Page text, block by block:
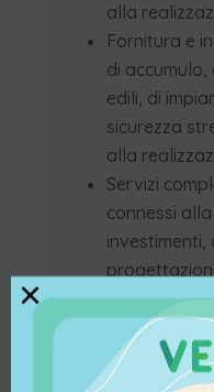
alla
Fornitura e
di
edili, di
sicurezza
alla
Servizi
connessi
investimenti,
direzione
la
elettrica
×